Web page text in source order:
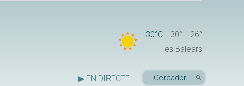
30°C 30°
26°
Illes Balears
▶ EN DIRECTE